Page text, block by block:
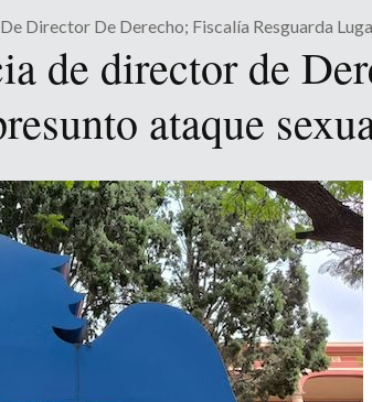
Director De Derecho; Fiscalía Resguarda
de director de
ataque